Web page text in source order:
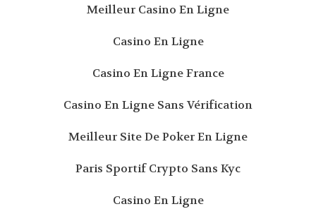
Meilleur Casino En Ligne
Casino En Ligne
Casino En Ligne France
Casino En Ligne Sans Vérification
Meilleur Site De Poker En Ligne
Paris Sportif Crypto Sans Kyc
Casino En Ligne